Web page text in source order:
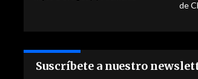
de
Suscríbete a nuestro